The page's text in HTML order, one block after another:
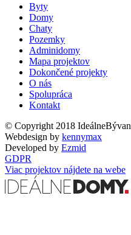
Byty
Domy
Chaty
Pozemky
Adminidomy
Mapa projektov
Dokončené projekty
O nás
Spolupráca
Kontakt
© Copyright 2018
Webdesign by kennymax
Developed by Ezmid
GDPR
Viac projektov nájdete na webe